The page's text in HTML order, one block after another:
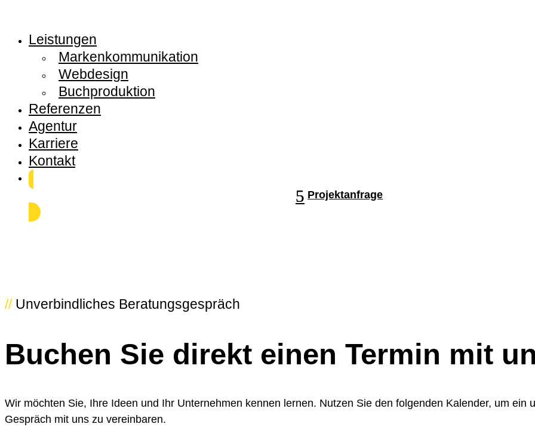
Leistungen
Markenkommunikation
Webdesign
Buchproduktion
Referenzen
Agentur
Karriere
Kontakt
Projektanfrage
//Unverbindliches Beratungsgespräch
Buchen Sie direkt einen Termin mit
Wir möchten Sie, Ihre Ideen und Ihr Unternehmen kennen lernen. Nutzen Sie den folgenden Kalender, um ein
Gespräch mit uns zu vereinbaren.